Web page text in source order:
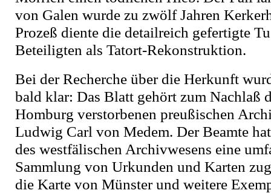
von Galen wurde zu zwölf Jahren
Prozeß diente die detailreich gefertigte
Beteiligten als Tatort-Rekonstruktion.
Bei der Recherche über die Herkunft
bald klar: Das Blatt gehört zum Nachlaß
Homburg verstorbenen preußischen
Ludwig Carl von Medem. Der Beamte
des westfälischen Archivwesens eine
Sammlung von Urkunden und Karten
die Karte von Münster und weitere